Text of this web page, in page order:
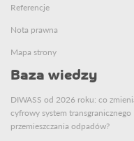
Referencje
Nota prawna
Mapa strony
Baza wiedzy
DIWASS od 2026 roku: co
cyfrowy system transgranicznego
przemieszczania odpadów?